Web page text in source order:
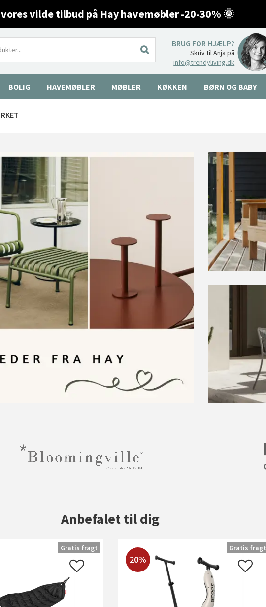
vores vilde tilbud på Hay havemøbler -20-30% 🌞
BRUG FOR HJÆLP?
Skriv til Anja på
info@trendyliving.dk
BOLIG HAVEMØBLER MØBLER KØKKEN BØRN OG BABY
Anbefalet til dig
Gratis fragt
20%
Gratis fragt